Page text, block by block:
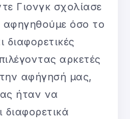
Γιονγκ σχολίασε
όσο το
διαφορετικές
αρκετές
αφήγησή μας,
ήταν να
διαφορετικά